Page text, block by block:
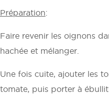
Préparation:
Faire revenir les oignons
hachée et mélanger.
Une fois cuite, ajouter les
tomate, puis porter à